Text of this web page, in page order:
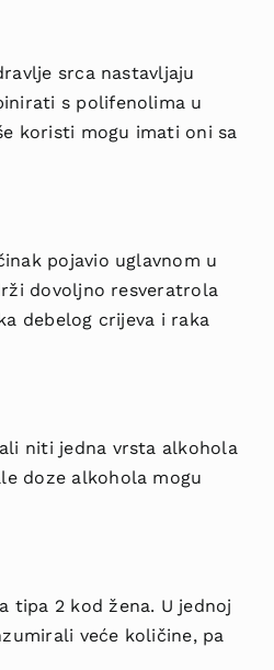
srca nastavljaju
s polifenolima u
koristi mogu imati oni sa
pojavio uglavnom u
dovoljno resveratrola
debelog crijeva i raka
niti jedna vrsta alkohola
doze alkohola mogu
tipa 2 kod žena. U jednoj
veće količine, pa